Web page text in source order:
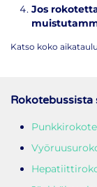
Jos
Katso koko
Rokotebussista
Punkkirokote